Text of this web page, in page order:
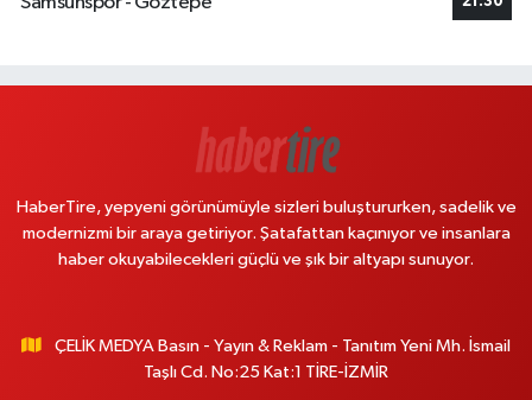
HaberTire, yepyeni görünümüyle sizleri buluştururken, sadelik ve
modernizmi bir araya getiriyor. Şatafattan kaçınıyor ve insanlara
haber okuyabilecekleri güçlü ve şık bir altyapı sunuyor.
ÇELİK MEDYA Basın - Yayın & Reklam - Tanıtım Yeni Mh. İsmail
Taşlı Cd. No:25 Kat:1 TİRE-İZMİR